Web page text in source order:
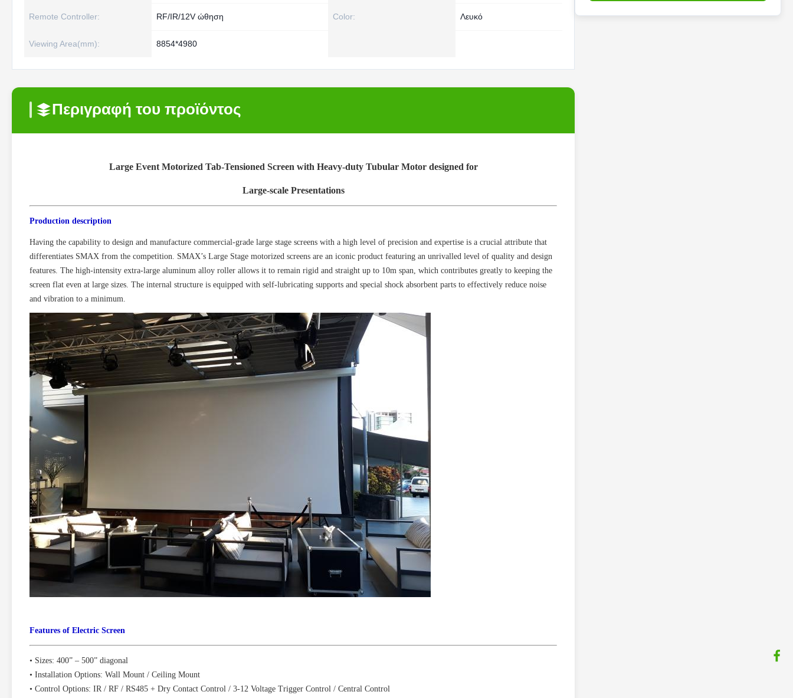
Remote Controller: RF/IR/12V ώθηση Color: Λευκό
Viewing Area(mm): 8854*4980
Περιγραφή του προϊόντος
Large Event Motorized Tab-Tensioned Screen with Heavy-duty Tubular Motor designed for
Large-scale Presentations
Production description
Having the capability to design and manufacture commercial-grade large stage screens with a high level of precision and expertise is a crucial attribute that
differentiates SMAX from the competition. SMAX’s Large Stage motorized screens are an iconic product featuring an unrivalled level of quality and design
features. The high-intensity extra-large aluminum alloy roller allows it to remain rigid and straight up to 10m span, which contributes greatly to keeping the
screen flat even at large sizes. The internal structure is equipped with self-lubricating supports and special shock absorbent parts to effectively reduce noise
and vibration to a minimum.
Features of Electric Screen
• Sizes: 400” – 500” diagonal
• Installation Options: Wall Mount / Ceiling Mount
• Control Options: IR / RF / RS485 + Dry Contact Control / 3-12 Voltage Trigger Control / Central Control